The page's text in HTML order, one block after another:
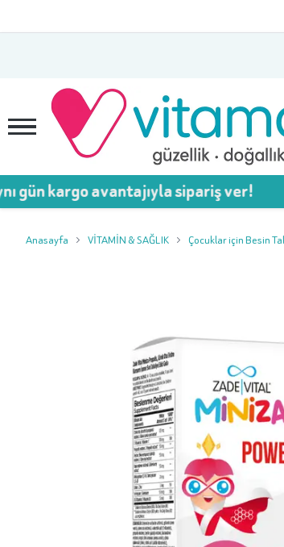
kargo avantajıyla sipariş ver!
Anasayfa VİTAMİN & SAĞLIK Çocuklar için Besin